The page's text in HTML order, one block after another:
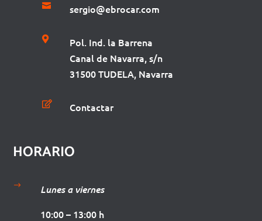
 sergio@ebrocar.com

Pol. Ind. la Barrena
Canal de Navarra, s/n
31500 TUDELA, Navarra
 Contactar
HORARIO
$ Lunes a viernes
10:00 – 13:00 h